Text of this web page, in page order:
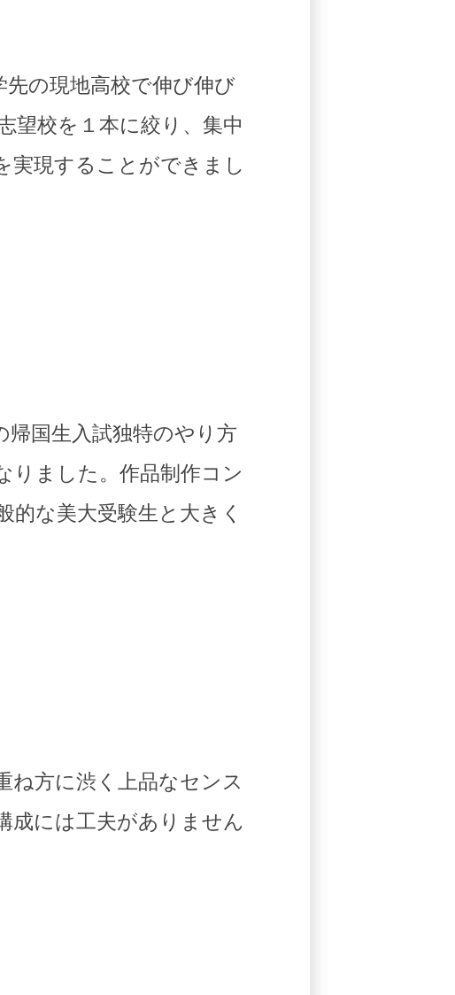
先の現地高校で伸び伸び
望校を１本に絞り、集中
実現することができまし
帰国生入試独特のやり方
りました。作品制作コン
な美大受験生と大きく
ね方に渋く上品なセンス
成には工夫がありません